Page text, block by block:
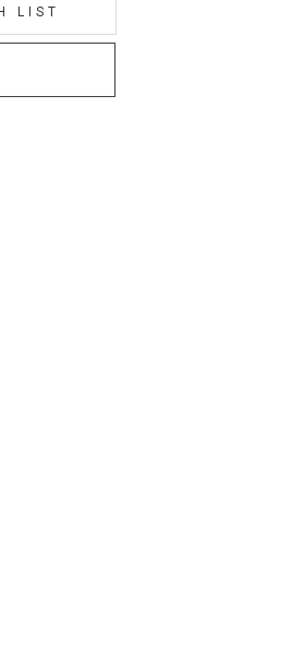
LIST